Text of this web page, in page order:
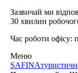
Зазвичай ми
30 хвилин
Час роботи офісу:
Меню
SAFINA